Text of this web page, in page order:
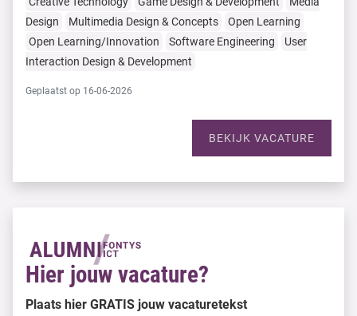
Design
Multimedia Design & Concepts
Open Learning
Open Learning/Innovation
Software Engineering
User
Interaction Design & Development
Geplaatst op 16-06-2026
BEKIJK VACATURE
Hier jouw vacature?
Plaats hier GRATIS jouw vacaturetekst